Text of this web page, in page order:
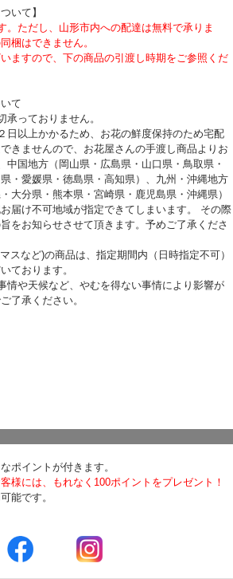
いて】
。ただし、山形市内への配達は無料で承りま
梱はできません。
いますので、下の商品の引渡し時期をご参照くだ
て
っておりません。
日以上かかるため、お花の鮮度保持のため宅配
きませんので、お花屋さんの手渡し商品よりお
国地方（岡山県・広島県・山口県・鳥取県・
・愛媛県・徳島県・高知県）、九州・沖縄地方
大分県・熊本県・宮崎県・鹿児島県・沖縄県）
届け不可地域が指定できてしまいます。 その際
をお知らせさせて頂きます。予めご了承くださ
スなど)の商品は、指定期間内（日時指定不可）
ております。
情や天候など、やむを得ない事情により影響が
了承ください。
ポイントが付きます。
様には、もれなく100ポイントをプレゼント！
能です。